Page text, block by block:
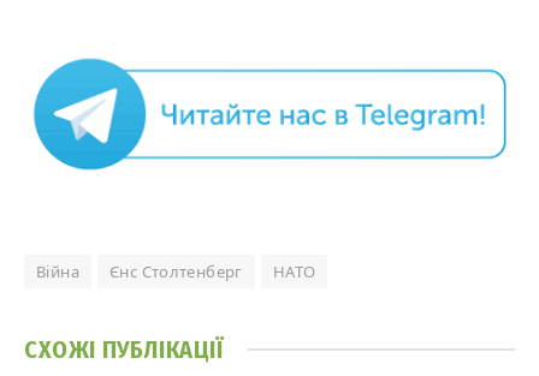
Війна Єнс Столтенберг НАТО
СХОЖІ ПУБЛІКАЦІЇ